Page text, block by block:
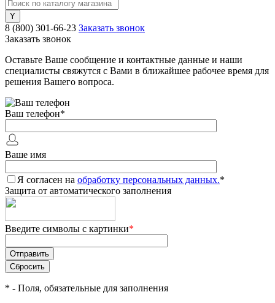
8 (800) 301-66-23 Заказать звонок
Заказать звонок
Оставьте Ваше сообщение и контактные данные и наши
специалисты свяжутся с Вами в ближайшее рабочее время для
решения Вашего вопроса.
Ваш телефон*
Ваше имя
Я согласен на обработку персональных данных.*
Защита от автоматического заполнения
Введите символы с картинки*
* - Поля, обязательные для заполнения